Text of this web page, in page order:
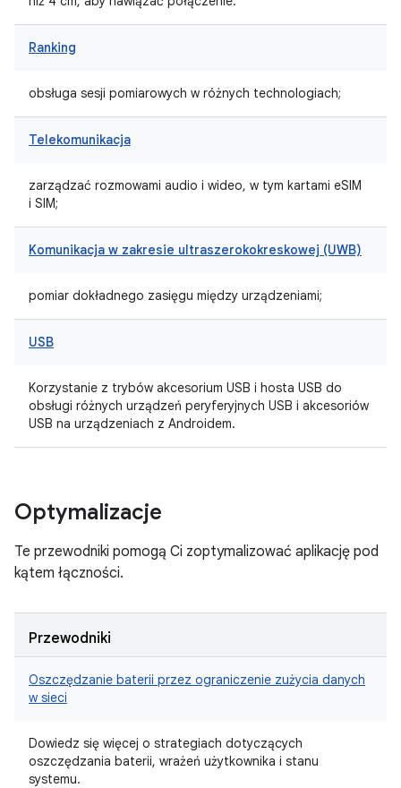
Ranking
obsługa sesji pomiarowych w różnych technologiach;
Telekomunikacja
zarządzać rozmowami audio i wideo, w tym kartami eSIM
i SIM;
Komunikacja w zakresie ultraszerokokreskowej (UWB)
pomiar dokładnego zasięgu między urządzeniami;
USB
Korzystanie z trybów akcesorium USB i hosta USB do
obsługi różnych urządzeń peryferyjnych USB i akcesoriów
USB na urządzeniach z Androidem.
Optymalizacje
Te przewodniki pomogą Ci zoptymalizować aplikację pod
kątem łączności.
Przewodniki
Oszczędzanie baterii przez ograniczenie zużycia danych
w sieci
Dowiedz się więcej o strategiach dotyczących
oszczędzania baterii, wrażeń użytkownika i stanu
systemu.